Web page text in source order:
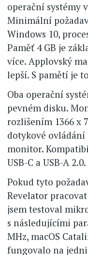
operační systémy
Minimální
Windows 10,
Paměť 4 GB je
více. Applovský
lepší. S pamětí je
Oba operační
pevném disku.
rozlišením 1366 x
dotykové
monitor.
USB-C a USB-A 2.0.
Pokud tyto
Revelator
jsem testoval
s následujícími
MHz, macOS
fungovalo na